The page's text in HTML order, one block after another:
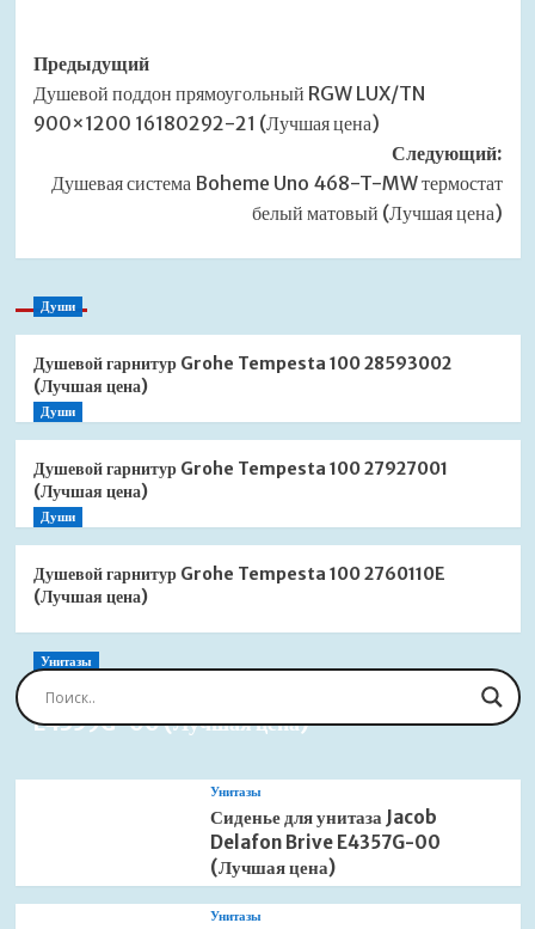
Навигация
записи
Предыдущий
Душевой поддон прямоугольный RGW LUX/TN
900×1200 16180292-21 (Лучшая цена)
Следующий:
Душевая система Boheme Uno 468-T-MW термостат
белый матовый (Лучшая цена)
Души
Душевой гарнитур Grohe Tempesta 100 28593002
(Лучшая цена)
Души
Душевой гарнитур Grohe Tempesta 100 27927001
(Лучшая цена)
Души
Душевой гарнитур Grohe Tempesta 100 2760110E
(Лучшая цена)
Унитазы
Сиденье для унитаза Jacob Delafon Brive
E4359G-00 (Лучшая цена)
Унитазы
Сиденье для унитаза Jacob
Delafon Brive E4357G-00
(Лучшая цена)
Унитазы